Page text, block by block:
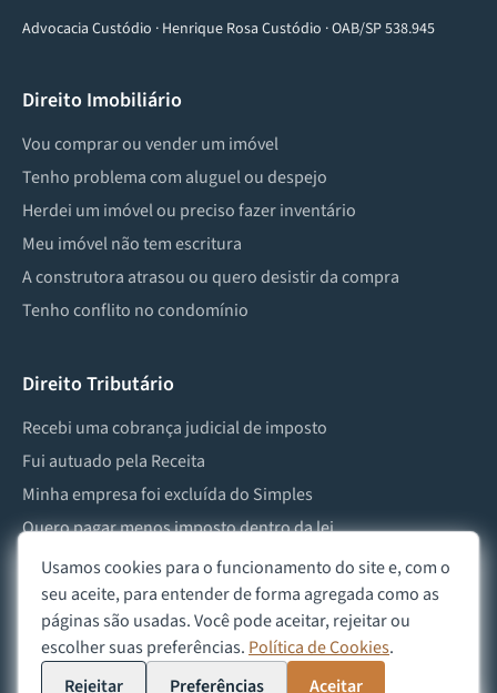
Advocacia Custódio · Henrique Rosa Custódio ·OAB/SP 538.945
Direito Imobiliário
Vou comprar ou vender um imóvel
Tenho problema com aluguel ou despejo
Herdei um imóvel ou preciso fazer inventário
Meu imóvel não tem escritura
A construtora atrasou ou quero desistir da compra
Tenho conflito no condomínio
Direito Tributário
Recebi uma cobrança judicial de imposto
Fui autuado pela Receita
Minha empresa foi excluída do Simples
Quero pagar menos imposto dentro da lei
Preciso lidar com imposto de herança ou doação
2026Advocacia Custódio
Política de Privacidade Política de Cookies Aviso Legal
Usamos cookies para o funcionamento do site e, com o
seu aceite, para entender de forma agregada como as
páginas são usadas. Você pode aceitar, rejeitar ou
escolher suas preferências. Política de Cookies.
Rejeitar
Preferências Aceitar